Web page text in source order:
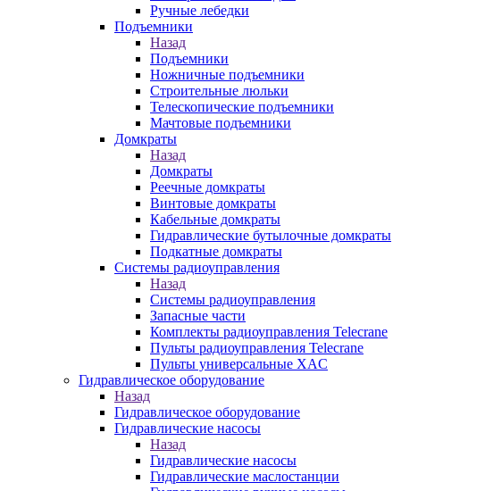
Ручные лебедки
Подъемники
Назад
Подъемники
Ножничные подъемники
Строительные люльки
Телескопические подъемники
Мачтовые подъемники
Домкраты
Назад
Домкраты
Реечные домкраты
Винтовые домкраты
Кабельные домкраты
Гидравлические бутылочные домкраты
Подкатные домкраты
Системы радиоуправления
Назад
Системы радиоуправления
Запасные части
Комплекты радиоуправления Telecrane
Пульты радиоуправления Telecrane
Пульты универсальные XAC
Гидравлическое оборудование
Назад
Гидравлическое оборудование
Гидравлические насосы
Назад
Гидравлические насосы
Гидравлические маслостанции